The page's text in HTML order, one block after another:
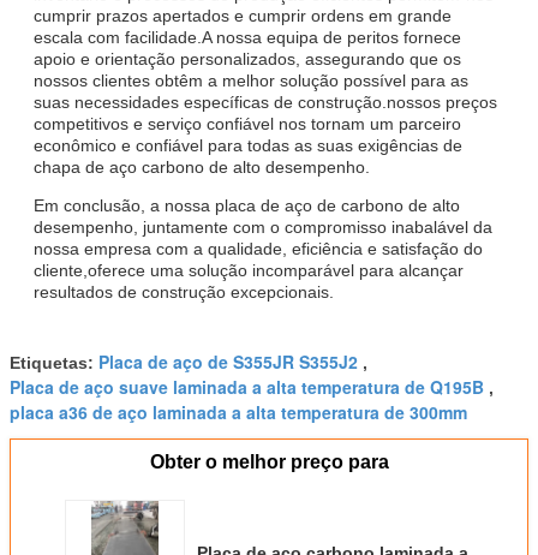
cumprir prazos apertados e cumprir ordens em grande
escala com facilidade.A nossa equipa de peritos fornece
apoio e orientação personalizados, assegurando que os
nossos clientes obtêm a melhor solução possível para as
suas necessidades específicas de construção.nossos preços
competitivos e serviço confiável nos tornam um parceiro
econômico e confiável para todas as suas exigências de
chapa de aço carbono de alto desempenho.
Em conclusão, a nossa placa de aço de carbono de alto
desempenho, juntamente com o compromisso inabalável da
nossa empresa com a qualidade, eficiência e satisfação do
cliente,oferece uma solução incomparável para alcançar
resultados de construção excepcionais.
Etiquetas: Placa de aço de S355JR S355J2 ,
Placa de aço suave laminada a alta temperatura de Q195B ,
placa a36 de aço laminada a alta temperatura de 300mm
Obter o melhor preço para